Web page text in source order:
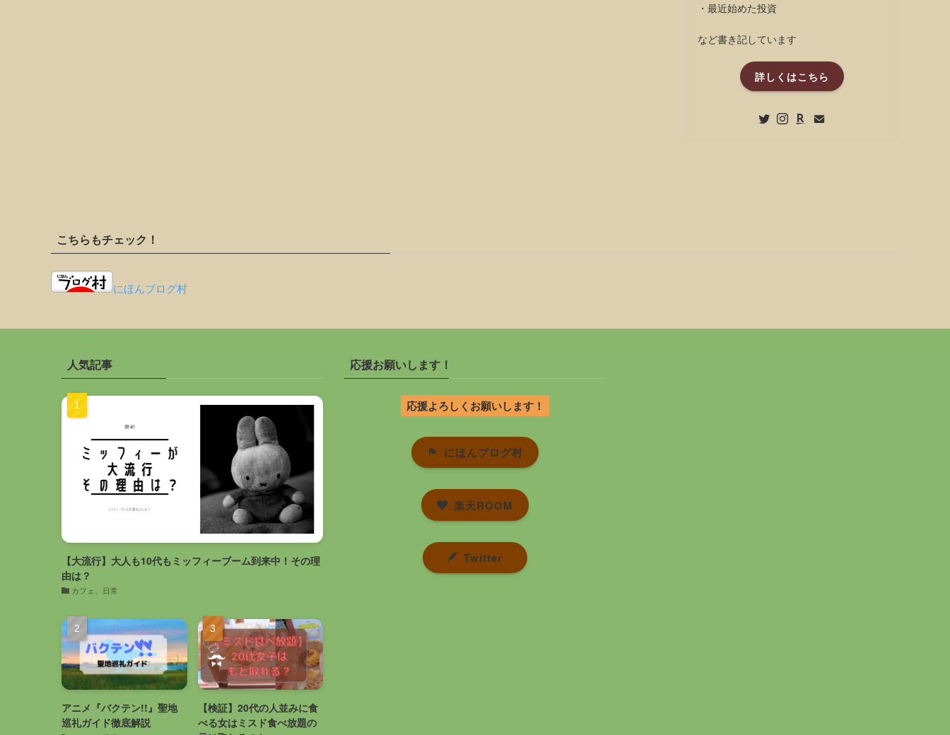
・最近始めた投資
など書き記しています
詳しくはこちら
こちらもチェック！
にほんブログ村
人気記事
【大流行】大人も10代もミッフィーブーム到来中！その理
由は？
カフェ、日常
アニメ『バクテン!!』聖地
巡礼ガイド徹底解説
【検証】20代の人並みに食
べる女はミスド食べ放題の
応援お願いします！
応援よろしくお願いします！
にほんブログ村
楽天ROOM
Twitter